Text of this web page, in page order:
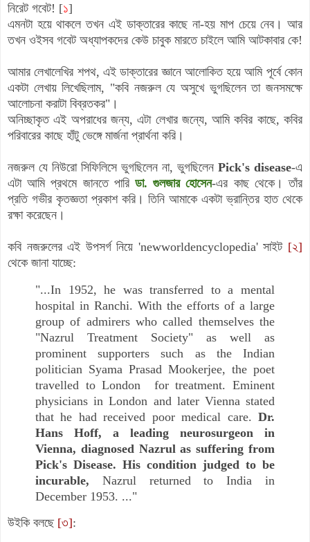
নিরেট গবেট! [১]
এমনটা হয়ে থাকলে তখন এই ডাক্তারের কাছে না-হয় মাপ চেয়ে নেব। আর
তখন ওইসব গবেট অধ্যাপকদের কেউ চাবুক মারতে চাইলে আমি আটকাবার কে!
আমার লেখালেখির শপথ, এই ডাক্তারের জ্ঞানে আলোকিত হয়ে আমি পূর্বে কোন
একটা লেখায় লিখেছিলাম, "কবি নজরুল যে অসুখে ভুগছিলেন তা জনসমক্ষে
আলোচনা করাটা বিব্রতকর"।
অনিচ্ছাকৃত এই অপরাধের জন্য, এটা লেখার জন্যে, আমি কবির কাছে, কবির
পরিবারের কাছে হাঁটু ভেঙ্গে মার্জনা প্রার্থনা করি।
নজরুল যে নিউরো সিফিলিসে ভুগছিলেন না, ভুগছিলেন Pick's disease-এ
এটা আমি প্রথমে জানতে পারি ডা. গুলজার হোসেন-এর কাছ থেকে। তাঁর
প্রতি গভীর কৃতজ্ঞতা প্রকাশ করি। তিনি আমাকে একটা ভ্রান্তির হাত থেকে
রক্ষা করেছেন।
কবি নজরুলের এই উপসর্গ নিয়ে 'newworldencyclopedia' সাইট [২]
থেকে জানা যাচ্ছে:
"...In 1952, he was transferred to a mental
hospital in Ranchi. With the efforts of a large
group of admirers who called themselves the
"Nazrul Treatment Society" as well as
prominent supporters such as the Indian
politician Syama Prasad Mookerjee, the poet
travelled to London for treatment. Eminent
physicians in London and later Vienna stated
that he had received poor medical care. Dr.
Hans Hoff, a leading neurosurgeon in
Vienna, diagnosed Nazrul as suffering from
Pick's Disease. His condition judged to be
incurable, Nazrul returned to India in
December 1953. ..."
উইকি বলছে [৩]: